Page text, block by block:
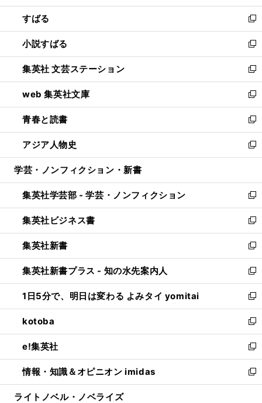
開
く
ウ
で
開
く
ン
ド
ウ
で
開
く
すばる
新
し
い
ウ
ィ
ン
ド
ウ
で
開
く
小説すばる
新
し
い
ウ
ィ
ン
ド
ウ
で
開
集英社 文芸ステーション
新
し
い
ウ
ィ
ン
ド
ウ
開
く
web 集英社文庫
新
し
い
ウ
ィ
ン
ウ
で
開
く
青春と読書
新
し
い
ウ
ン
ド
ウ
で
開
く
アジア人物史
新
し
ウ
ィ
ン
ド
ウ
で
開
く
学芸・ノンフィクション・新書
集英社学芸部 - 学芸・ノンフィクション
新
し
い
ウ
ィ
ン
ド
ウ
で
開
く
集英社ビジネス書
新
し
い
ウ
ィ
ン
ド
ウ
で
開
く
集英社新書
新
し
い
ウ
ィ
ン
ド
ウ
で
開
く
集英社新書プラス - 知の水先案内人
新
し
い
ウ
ィ
ン
ド
ウ
で
開
1日5分で、明日は変わる よみタイ yomitai
新
し
い
ウ
ィ
ン
ド
ウ
kotoba
新
し
い
ウ
ィ
ン
e!集英社
新
し
い
ウ
情報・知識＆オピニオン imidas
新
し
ライトノベル・ノベライズ